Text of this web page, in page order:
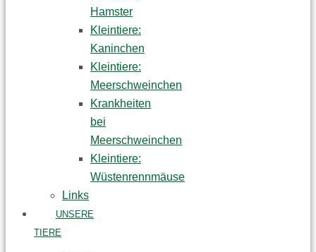
Hamster
Kleintiere:
Kaninchen
Kleintiere:
Meerschweinchen
Krankheiten
bei
Meerschweinchen
Kleintiere:
Wüstenrennmäuse
Links
UNSERE
TIERE